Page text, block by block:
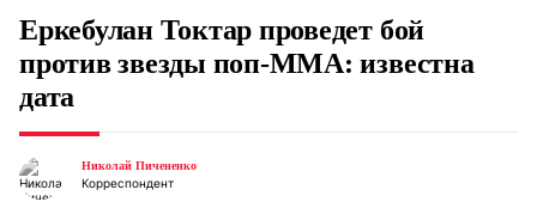
Еркебулан Токтар проведет бой
против звезды поп-ММА: известна
дата
Николай Пичененко
Корреспондент